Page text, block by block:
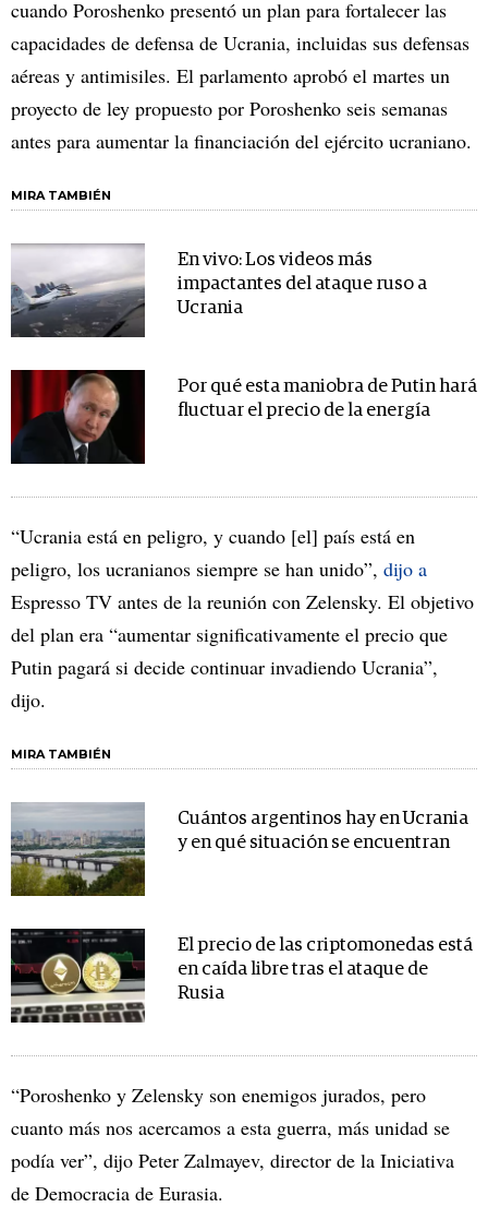
cuando Poroshenko presentó un plan para fortalecer las
capacidades de defensa de Ucrania, incluidas sus defensas
aéreas y antimisiles. El parlamento aprobó el martes un
proyecto de ley propuesto por Poroshenko seis semanas
antes para aumentar la financiación del ejército ucraniano.
MIRA TAMBIÉN
En vivo: Los videos más
impactantes del ataque ruso a
Ucrania
Por qué esta maniobra de Putin hará
fluctuar el precio de la energía
“Ucrania está en peligro, y cuando [el] país está en
peligro, los ucranianos siempre se han unido”, dijo a
Espresso TV antes de la reunión con Zelensky. El objetivo
del plan era “aumentar significativamente el precio que
Putin pagará si decide continuar invadiendo Ucrania”,
dijo.
MIRA TAMBIÉN
Cuántos argentinos hay en Ucrania
y en qué situación se encuentran
El precio de las criptomonedas está
en caída libre tras el ataque de
Rusia
“Poroshenko y Zelensky son enemigos jurados, pero
cuanto más nos acercamos a esta guerra, más unidad se
podía ver”, dijo Peter Zalmayev, director de la Iniciativa
de Democracia de Eurasia.